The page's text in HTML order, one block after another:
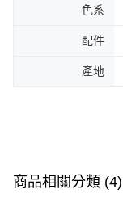
色系
配件
產地
商品相關分類 (4)